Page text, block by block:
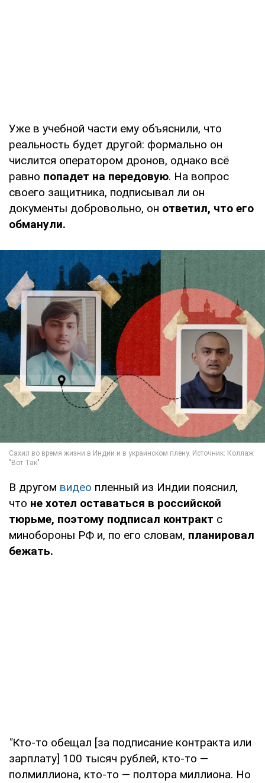
Уже в учебной части ему объяснили, что
реальность будет другой: формально он
числится оператором дронов, однако всё
равно попадет на передовую. На вопрос
своего защитника, подписывал ли он
документы добровольно, он ответил, что его
обманули.
В другом видео пленный из Индии пояснил,
что не хотел оставаться в российской
тюрьме, поэтому подписал контракт с
минобороны РФ и, по его словам, планировал
бежать.
"Кто-то обещал [за подписание контракта или
зарплату] 100 тысяч рублей, кто-то —
полмиллиона, кто-то — полтора миллиона. Но